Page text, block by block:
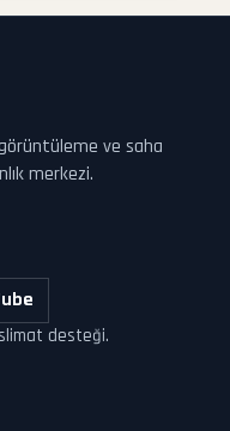
ve saha
merkezi.
desteği.